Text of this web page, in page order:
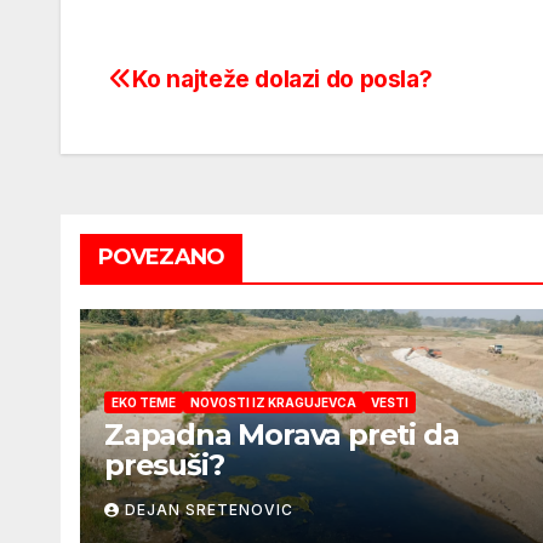
Post
Ko najteže dolazi do posla?
POVEZANO
EKO TEME NOVOSTI IZ KRAGUJEVCA VESTI
Zapadna Morava preti da
presuši?
DEJAN SRETENOVIC